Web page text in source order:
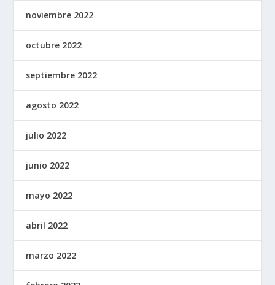
noviembre 2022
octubre 2022
septiembre 2022
agosto 2022
julio 2022
junio 2022
mayo 2022
abril 2022
marzo 2022